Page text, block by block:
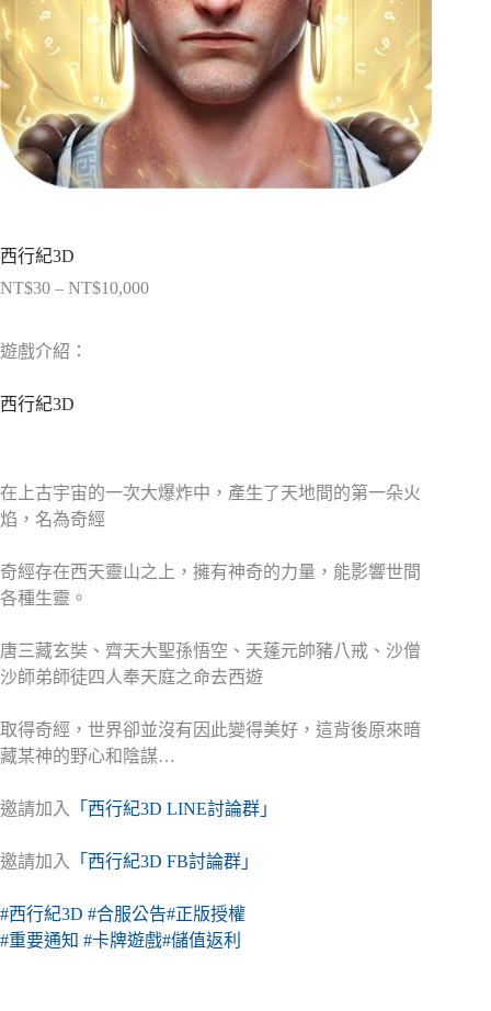
西行紀3D
NT$30 – NT$10,000價
遊戲介紹：
西行紀3D
在上古宇宙的一次大爆炸中，產生了天地間的第一朵火
焰，名為奇經
奇經存在西天靈山之上，擁有神奇的力量，能影響世間
各種生靈。
唐三藏玄奘、齊天大聖孫悟空、天蓬元帥豬八戒、沙僧
沙師弟師徒四人奉天庭之命去西遊
取得奇經，世界卻並沒有因此變得美好，這背後原來暗
藏某神的野心和陰謀…
邀請加入 「西行紀3D LINE討論群」
邀請加入 「西行紀3D FB討論群」
#西行紀3D #合服公告#正版授權
#重要通知 #卡牌遊戲#儲值返利